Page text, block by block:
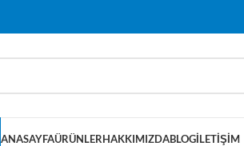
ANASAYFAÜRÜNLERHAKKIMIZDABLOGİLETIŞIM